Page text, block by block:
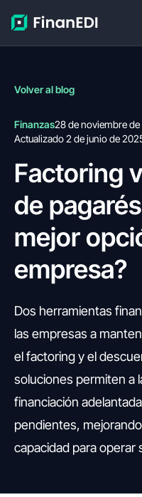
Volver al blog
Finanzas28 de noviembre
Actualizado 2 de junio de
Factoring
de
mejor
empresa?
Dos herramientas
las empresas a
el factoring y el
soluciones permiten a
financiación
pendientes,
capacidad para operar